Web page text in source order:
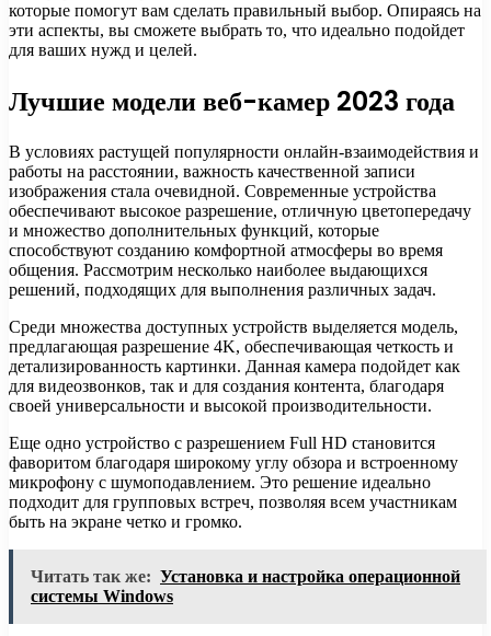
которые помогут вам сделать правильный выбор. Опираясь на
эти аспекты, вы сможете выбрать то, что идеально подойдет
для ваших нужд и целей.
Лучшие модели веб-камер 2023 года
В условиях растущей популярности онлайн-взаимодействия и
работы на расстоянии, важность качественной записи
изображения стала очевидной. Современные устройства
обеспечивают высокое разрешение, отличную цветопередачу
и множество дополнительных функций, которые
способствуют созданию комфортной атмосферы во время
общения. Рассмотрим несколько наиболее выдающихся
решений, подходящих для выполнения различных задач.
Среди множества доступных устройств выделяется модель,
предлагающая разрешение 4K, обеспечивающая четкость и
детализированность картинки. Данная камера подойдет как
для видеозвонков, так и для создания контента, благодаря
своей универсальности и высокой производительности.
Еще одно устройство с разрешением Full HD становится
фаворитом благодаря широкому углу обзора и встроенному
микрофону с шумоподавлением. Это решение идеально
подходит для групповых встреч, позволяя всем участникам
быть на экране четко и громко.
Читать так же: Установка и настройка операционной
системы Windows